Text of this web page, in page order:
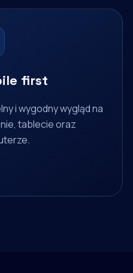
first
i wygodny wygląd na
tablecie oraz